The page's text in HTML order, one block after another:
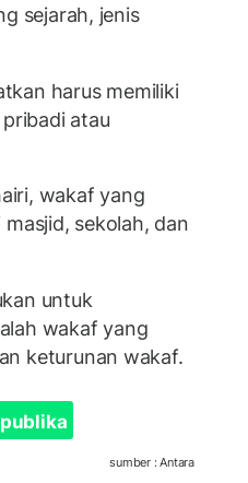
sejarah, jenis
harus memiliki
atau
wakaf yang
sekolah, dan
untuk
wakaf yang
keturunan wakaf.
sumber : Antara